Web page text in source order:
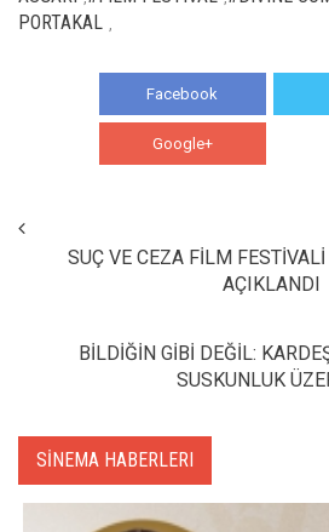
PORTAKAL
Facebook
Google+
SUÇ VE CEZA FİLM
AÇIKLANDI
BİLDİĞİN GİBİ DEĞİL:
SUSKUNLUK
SİNEMA HABERLERI